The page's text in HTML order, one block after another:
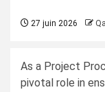
27 juin 2026
As a Project
pivotal role in